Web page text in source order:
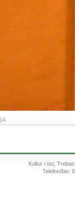
Kultur i öst,
Telefon/fax: